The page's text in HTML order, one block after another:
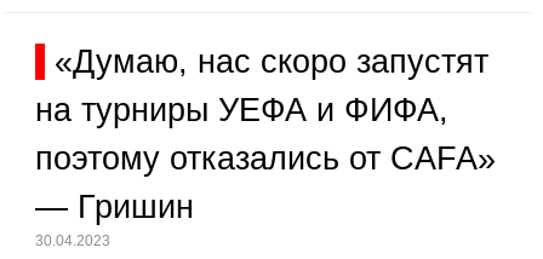
«Думаю, нас скоро запустят
на турниры УЕФА и ФИФА,
поэтому отказались от CAFA»
— Гришин
30.04.2023